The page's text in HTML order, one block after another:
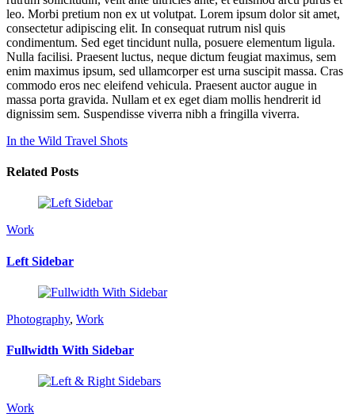
leo. Morbi pretium non ex ut volutpat. Lorem ipsum dolor sit amet,
consectetur adipiscing elit. In consequat rutrum nisl quis
condimentum. Sed eget tincidunt nulla, posuere elementum ligula.
Nulla facilisi. Praesent luctus, neque dictum feugiat maximus, sem
enim maximus ipsum, sed ullamcorper est urna suscipit massa. Cras
commodo eros nec eleifend vehicula. Praesent auctor augue in
massa porta gravida. Nullam et ex eget diam mollis hendrerit id
dignissim sem. Suspendisse viverra nibh a fringilla viverra.
In the Wild Travel Shots
Related Posts
Work
Left Sidebar
Photography, Work
Fullwidth With Sidebar
Work